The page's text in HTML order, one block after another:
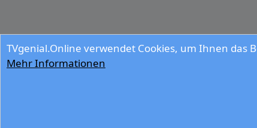
TVgenial.Online verwendet Cookies, um Ihnen das
Mehr Informationen